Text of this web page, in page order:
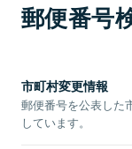
郵便番号
市町村変更情報
郵便番号を公表した
しています。